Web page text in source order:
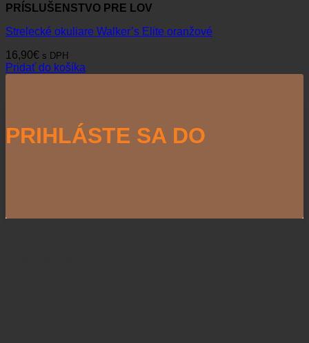
PRÍSLUŠENSTVO PRE LOV
Strelecké okuliare Walker’s Elite oranžové
16,90€ s DPH
Pridať do košíka
PRIHLÁSTE SA DO